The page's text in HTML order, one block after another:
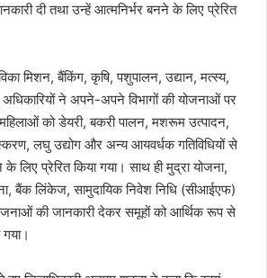
दी तथा उन्हें आत्मनिर्भर बनने के लिए प्रेरित
मिशन, बैंकिंग, कृषि, पशुपालन, उद्यान, मत्स्य,
ने अपने-अपने विभागों की योजनाओं पर
को डेयरी, बकरी पालन, मशरूम उत्पादन,
लघु उद्योग और अन्य आयवर्धक गतिविधियों से
लिए प्रेरित किया गया। साथ ही मुद्रा योजना,
बैंक लिंकेज, सामुदायिक निवेश निधि (सीआईएफ)
की जानकारी देकर समूहों को आर्थिक रूप से